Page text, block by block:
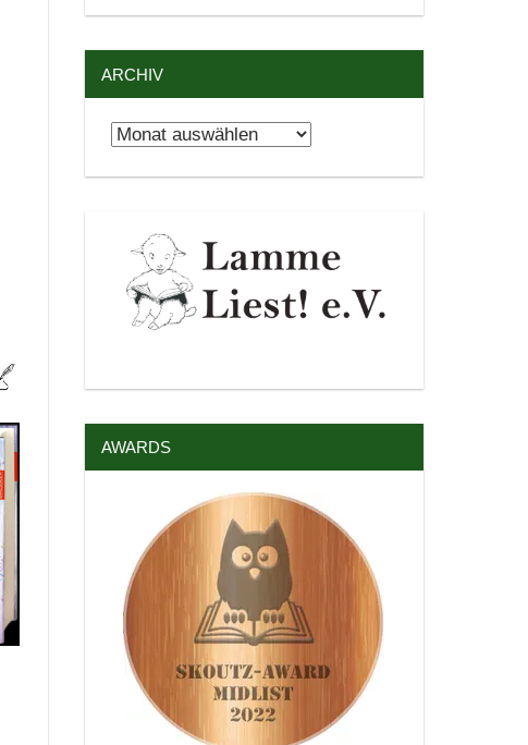
ARCHIV
Archiv
AWARDS